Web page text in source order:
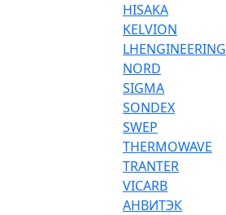
HISAKA
KELVION
LHENGINEERING
NORD
SIGMA
SONDEX
SWEP
THERMOWAVE
TRANTER
VICARB
АНВИТЭК